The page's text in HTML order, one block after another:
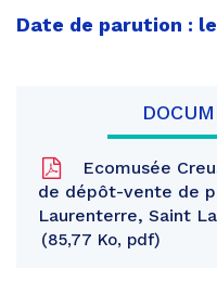
Date de parution :
Ecomusée
de dépôt-vente de
Laurenterre, Saint
85,77 Ko, pdf